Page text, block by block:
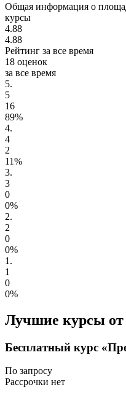
Общая информация о
курсы
4.88
4.88
Рейтинг за все время
18 оценок
за все время
5.
5
16
89%
4.
4
2
11%
3.
3
0
0%
2.
2
0
0%
1.
1
0
0%
Лучшие курсы от
Бесплатный курс
По запросу
Рассрочки нет